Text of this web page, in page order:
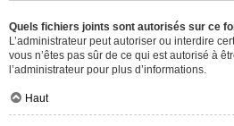
Quels fichiers joints sont autorisés sur ce
L’administrateur peut autoriser ou interdire
vous n’êtes pas sûr de ce qui est autorisé à
l’administrateur pour plus d’informations.
Haut